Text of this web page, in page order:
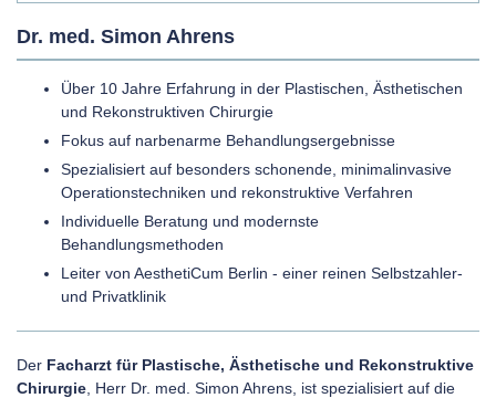
Dr. med. Simon Ahrens
Über 10 Jahre Erfahrung in der Plastischen, Ästhetischen
und Rekonstruktiven Chirurgie
Fokus auf narbenarme Behandlungsergebnisse
Spezialisiert auf besonders schonende, minimalinvasive
Operationstechniken und rekonstruktive Verfahren
Individuelle Beratung und modernste
Behandlungsmethoden
Leiter von AesthetiCum Berlin - einer reinen Selbstzahler-
und Privatklinik
Der Facharzt für Plastische, Ästhetische und Rekonstruktive
Chirurgie , Herr Dr. med. Simon Ahrens, ist spezialisiert auf die